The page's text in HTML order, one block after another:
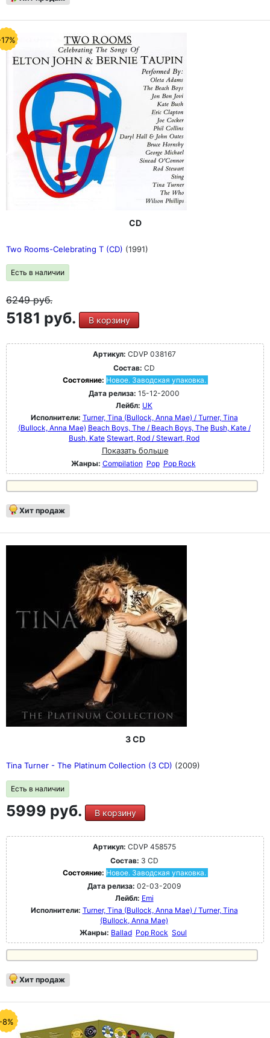
CD
Two Rooms-Celebrating T (CD) (1991)
Есть в наличии
6249руб.
5181 руб. В корзину
Артикул: CDVP 038167
Состав: CD
Состояние: Новое. Заводская упаковка.
Дата релиза: 15-12-2000
Лейбл: UK
Исполнители: Turner, Tina (Bullock, Anna Mae) / Turner, Tina
(Bullock, Anna Mae) Beach Boys, The / Beach Boys, The Bush, Kate /
Bush, Kate Stewart, Rod / Stewart, Rod
Показать больше
Жанры: Compilation Pop Pop Rock
Хит продаж
3 CD
Tina Turner - The Platinum Collection (3 CD) (2009)
Есть в наличии
5999 руб. В корзину
Артикул: CDVP 458575
Состав: 3 CD
Состояние: Новое. Заводская упаковка.
Дата релиза: 02-03-2009
Лейбл: Emi
Исполнители: Turner, Tina (Bullock, Anna Mae) / Turner, Tina
(Bullock, Anna Mae)
Жанры: Ballad Pop Rock Soul
Хит продаж
8%